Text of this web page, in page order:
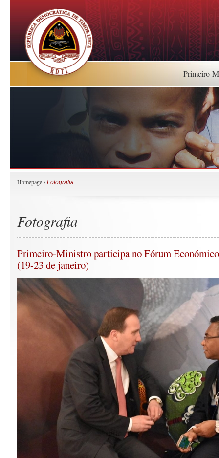
Primeiro-
Homepage › Fotografia
Fotografia
Primeiro-Ministro participa no Fórum
(19-23 de janeiro)